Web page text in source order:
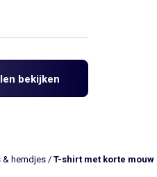
bekijken
& hemdjes / T-shirt met korte mouw